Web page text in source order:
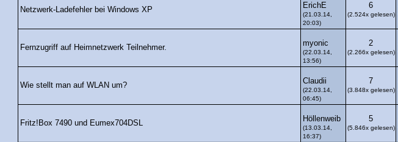
Netzwerk-Ladefehler bei Windows XP
ErichE
(21.03.14,
20:03)
6
(2.524x gelesen)
Fernzugriff auf Heimnetzwerk Teilnehmer.
myonic
(22.03.14,
13:56)
2
(2.266x gelesen)
Wie stellt man auf WLAN um?
Claudii
(22.03.14,
06:45)
7
(3.848x gelesen)
Fritz!Box 7490 und Eumex704DSL
Höllenweib
(13.03.14,
16:37)
5
(5.846x gelesen)